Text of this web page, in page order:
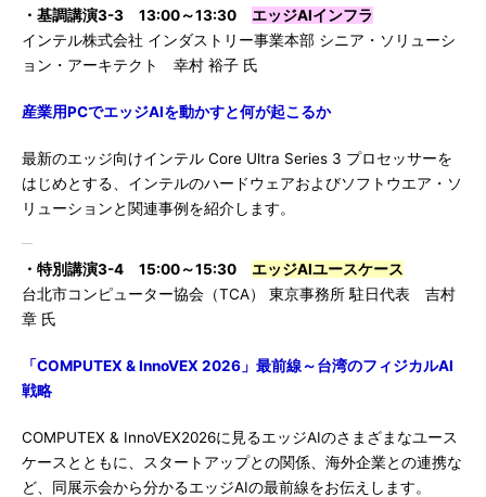
・基調講演3-3 13:00～13:30 エッジAIインフラ
インテル株式会社 インダストリー事業本部 シニア・ソリューシ
ョン・アーキテクト 幸村 裕子 氏
産業用PCでエッジAIを動かすと何が起こるか
最新のエッジ向けインテル Core Ultra Series 3 プロセッサーを
はじめとする、インテルのハードウェアおよびソフトウエア・ソ
リューションと関連事例を紹介します。
・特別講演3-4 15:00～15:30 エッジAIユースケース
台北市コンピューター協会（TCA） 東京事務所 駐日代表 吉村
章 氏
「COMPUTEX & InnoVEX 2026」最前線～台湾のフィジカルAI
戦略
COMPUTEX & InnoVEX2026に見るエッジAIのさまざまなユース
ケースとともに、スタートアップとの関係、海外企業との連携な
ど、同展示会から分かるエッジAIの最前線をお伝えします。